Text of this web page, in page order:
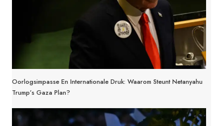
Oorlogsimpasse En Internationale Druk: Waarom Steunt Netanyahu
Trump’s Gaza Plan?